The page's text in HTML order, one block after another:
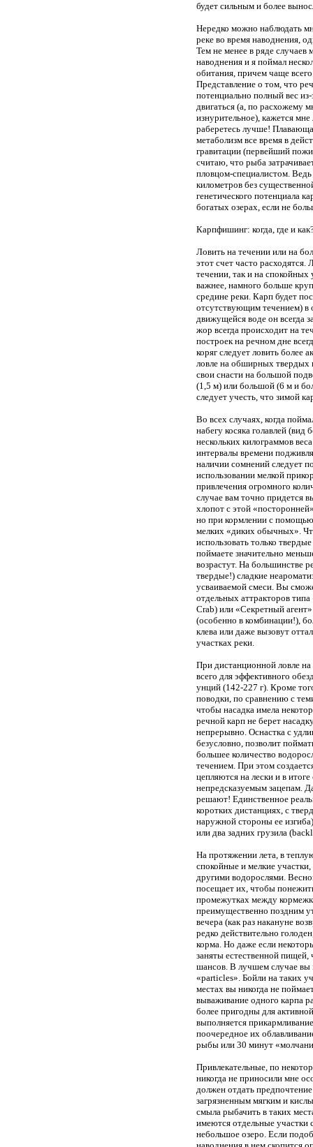
будет сильным и более
Нередко можно наблюдать
реке во время наводнения,
Тем не менее в ряде случаев
наводнения и я поймал
обитания, причем чаще
Представление о том, что
потенциально полный вес из-
двигаться (а, по расхожему
изнурительное), кажется
раберетесь лучше!
метаболизм все время в
гравитации (первейший
считаю, что рыба
пловцом-специалистом.
километров без
генетического потенциала
богатых озерах, если не
Карпфишинг: когда, где и
Ловить на течении или на
этот счет часто
течении, так и на
важнее, намного больше
средине реки. Карп будет
отсутствующим течением) в
движущейся воде он всегда
жор всегда происходит на
построек на речном дне
коряг следует ловить более
ловле на обширных твердых
свои снасти на большой
(1,5 м) или большой (6 м и
следует учесть, что зимой
Во всех случаях, когда
набегу косяка голавлей
нескольких килограммов
интервалы времени
наличии сомнений следует
использовании мелкой
привлечения огромного
случае вам точно придется
хлопот с этой
но при кормлении с
мелких «диких обычных».
использовать только
поймаете значительно
возрастут. На большинстве
твердые!) сладкие
усваиваемой смеси. Вы
отдельных аттракторов
Crab) или «Секретный
(особенно в комбинации!),
клева или даже вызовут
участках реки.
При дистанционной ловле
всего для эффективного
унций (142-227 г). Кроме
поводки, по сравнению с
чтобы насадка имела
речной карп не берет
непрерывно. Оснастка с
безусловно, позволит
большее количество
течением. При этом
цепляются на лески и в
непредсказуемым зацепам.
решают! Единственное
коротких дистанциях, с
наружной стороны ее
или два задних грузила
На протяжении лета, в
спокойные и мелкие
другими водорослями.
посещает их, чтобы
промежутках между
преимущественно поздним
вечера (как раз накануне
редко действительно
корма. Но даже если
заняты естественной пищей,
шансов. В лучшем случае вы
«particles». Бойли на таких
местах вы никогда не
вываживание одного карпа
более пригодны для
выполняется
поочередное их
рыбы или 30 минут
Привлекательные, по
никогда не приносили мне
должен отдать
загрязненным мягким и
смыла рыбачить в таких
имеются отдельные участки
небольшое озеро. Если